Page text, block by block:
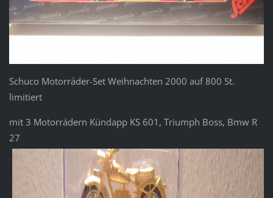
Schuco Motorräder-Set Weihnachten 2000 auf 800 St.
limitiert
mit 3 Motorrädern Kündapp KS 601, Triumph Boss, Bmw R
27